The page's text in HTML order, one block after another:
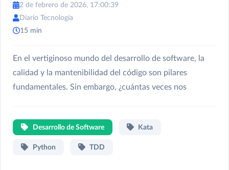
2 de febrero de 2026, 17:00:39
Diario Tecnología
15 min
En el vertiginoso mundo del desarrollo de software, la
calidad y la mantenibilidad del código son pilares
fundamentales. Sin embargo, ¿cuántas veces nos
Desarrollo de Software Kata
Python TDD